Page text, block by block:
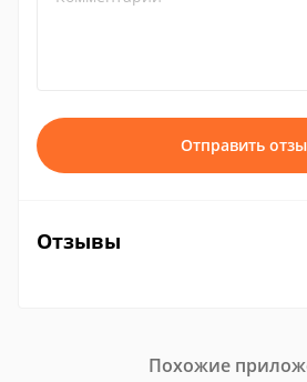
Отправить
Отзывы
Похожие